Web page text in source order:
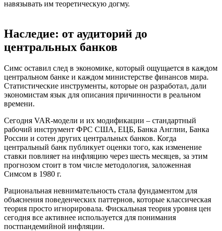
навязывать им теоретическую догму.
Наследие: от аудиторий до
центральных банков
Симс оставил след в экономике, который ощущается в каждом
центральном банке и каждом министерстве финансов мира.
Статистические инструменты, которые он разработал, дали
экономистам язык для описания причинности в реальном
времени.
Сегодня VAR-модели и их модификации – стандартный
рабочий инструмент ФРС США, ЕЦБ, Банка Англии, Банка
России и сотен других центральных банков. Когда
центральный банк публикует оценки того, как изменение
ставки повлияет на инфляцию через шесть месяцев, за этим
прогнозом стоит в том числе методология, заложенная
Симсом в 1980 г.
Рациональная невнимательность стала фундаментом для
объяснения поведенческих паттернов, которые классическая
теория просто игнорировала. Фискальная теория уровня цен
сегодня все активнее используется для понимания
постпандемийной инфляции.